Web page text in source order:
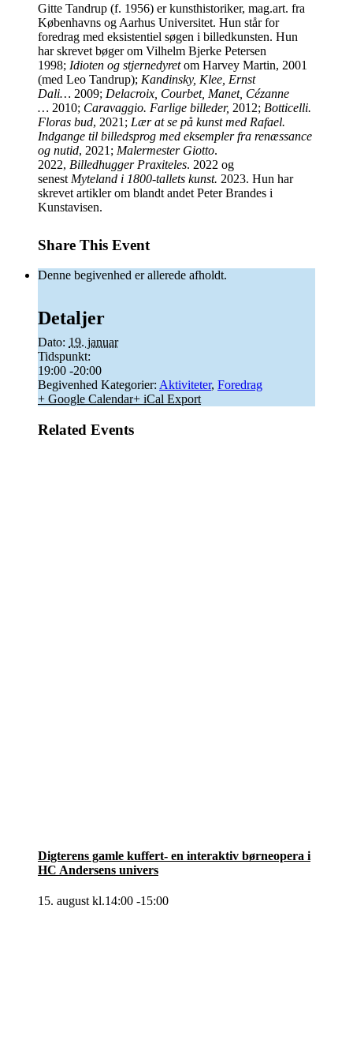
Gitte Tandrup (f. 1956) er kunsthistoriker, mag.art. fra
Københavns og Aarhus Universitet. Hun står for
foredrag med eksistentiel søgen i billedkunsten. Hun
har skrevet bøger om Vilhelm Bjerke Petersen
1998; Idioten og stjernedyretom Harvey Martin, 2001
(med Leo Tandrup); Kandinsky, Klee, Ernst
Dali… 2009; Delacroix, Courbet, Manet, Cézanne
… 2010; Caravaggio. Farlige billeder, 2012; Botticelli.
Floras bud, 2021; Lær at se på kunst med Rafael.
Indgange til billedsprog med eksempler fra renæssance
og nutid, 2021; Malermester Giotto.
2022, Billedhugger Praxiteles. 2022 og
senest Myteland i 1800-tallets kunst. 2023. Hun har
skrevet artikler om blandt andet Peter Brandes i
Kunstavisen.
Share This Event
Denne begivenhed er allerede afholdt.
Detaljer
Dato: 19. januar
Tidspunkt:
19:00 -20:00
Begivenhed Kategorier: Aktiviteter, Foredrag
+ Google Calendar+ iCal Export
Related Events
Digterens gamle kuffert- en interaktiv børneopera i
HC Andersens univers
15. august kl.14:00 -15:00